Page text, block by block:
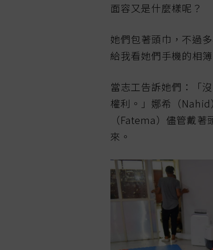
面容又是什麼樣呢？
她們包著頭巾，不過
給我看她們手機的相
當志工告訴她們：「
權利。」娜希（
（Fatema）儘管戴
來。